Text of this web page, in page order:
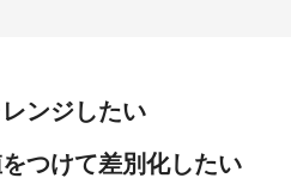
ンジしたい
つけて差別化したい